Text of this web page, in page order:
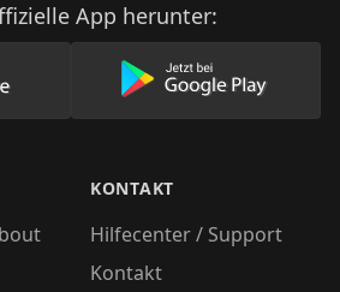
App herunter:
App im AppStore herunter
Lade unsere
KONTAKT
Hilfecenter / Support
Kontakt